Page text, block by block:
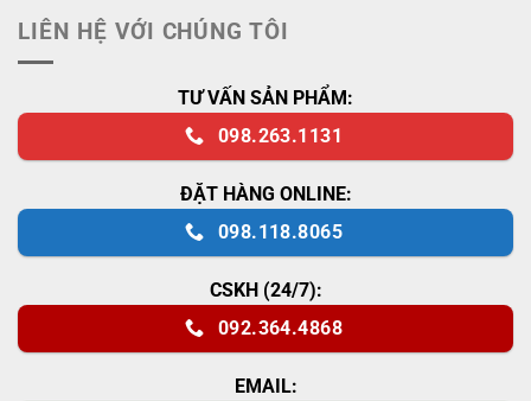
LIÊN HỆ VỚI CHÚNG TÔI
TƯ VẤN SẢN PHẨM:
098.263.1131
ĐẶT HÀNG ONLINE:
098.118.8065
CSKH (24/7):
092.364.4868
EMAIL: